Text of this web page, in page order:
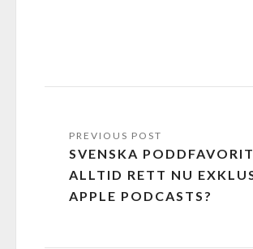
SVENSKA
ALLTID RETT NU
APPLE PODCASTS?